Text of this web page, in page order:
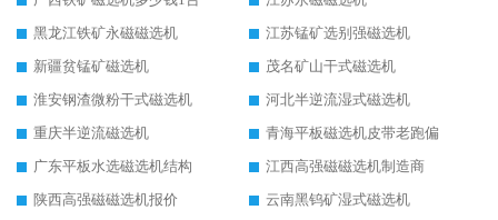
黑龙江铁矿永磁磁选机
江苏锰矿选别强磁选机
新疆贫锰矿磁选机
茂名矿山干式磁选机
淮安钢渣微粉干式磁选机
河北半逆流湿式磁选机
重庆半逆流磁选机
青海平板磁选机皮带老跑偏
广东平板水选磁选机结构
江西高强磁磁选机制造商
陕西高强磁磁选机报价
云南黑钨矿湿式磁选机